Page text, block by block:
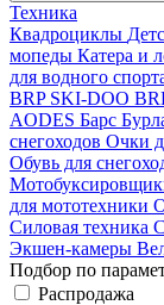
Техника
Квадроциклы
мопеды Катера и
для водного
BRP SKI-DOO
AODES Барс
снегоходов Очки
Обувь для
для мототехники
Силовая техника
Экшен-камеры
Подбор по
Распродажа